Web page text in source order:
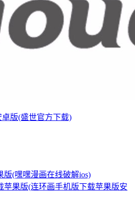
版(盛世官方下载)
版(嘿嘿漫画在线破解ios)
苹果版(连环画手机版下载苹果版安